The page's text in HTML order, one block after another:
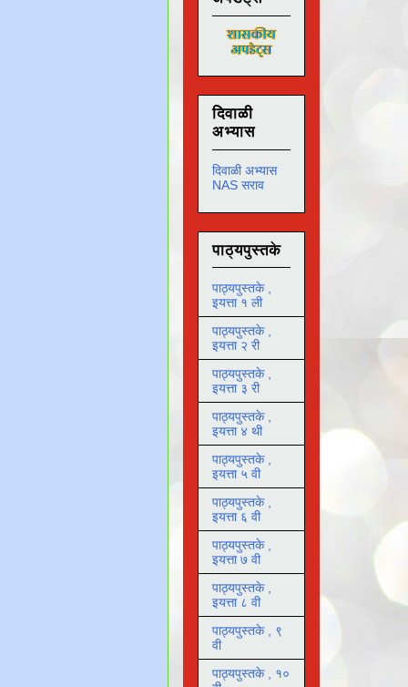
दिवाळी
अभ्यास
दिवाळी अभ्यास
NAS सराव
पाठ्यपुस्तके
पाठ्यपुस्तके ,
इयत्ता १ ली
पाठ्यपुस्तके ,
इयत्ता २ री
पाठ्यपुस्तके ,
इयत्ता ३ री
पाठ्यपुस्तके ,
इयत्ता ४ थी
पाठ्यपुस्तके ,
इयत्ता ५ वी
पाठ्यपुस्तके ,
इयत्ता ६ वी
पाठ्यपुस्तके ,
इयत्ता ७ वी
पाठ्यपुस्तके ,
इयत्ता ८ वी
पाठ्यपुस्तके , ९
वी
पाठ्यपुस्तके , १०